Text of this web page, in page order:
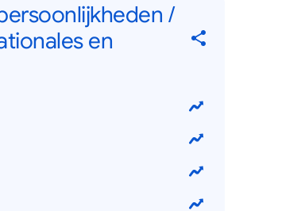
/
en